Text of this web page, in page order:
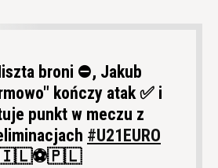
broni ⛔, Jakub
kończy atak ✅ i
punkt w meczu z
#U21EURO